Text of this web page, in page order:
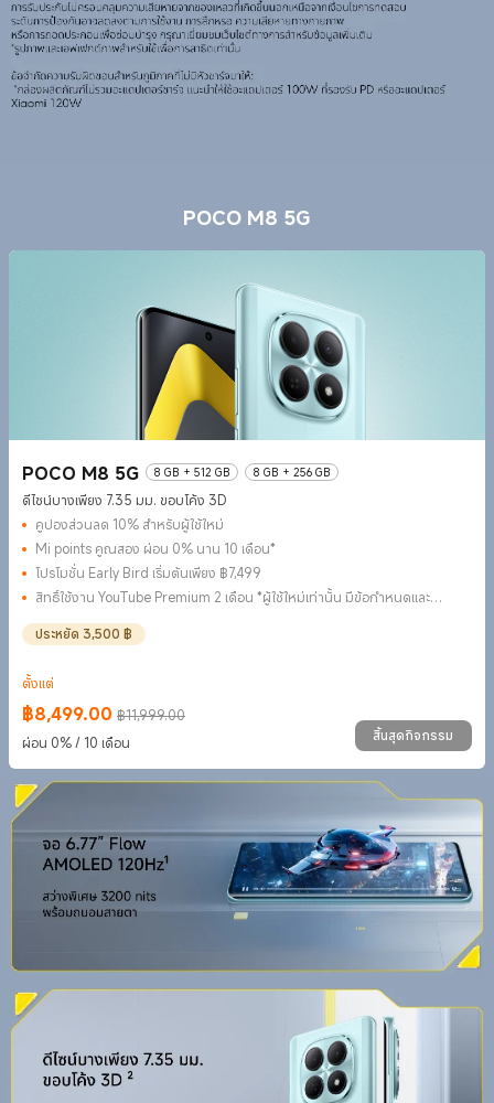
POCO M8 5G
POCO M8 5G 8 GB + 512 GB 8 GB + 256 GB
ดีไซน์บางเพียง 7.35 มม. ขอบโค้ง 3D
คูปองส่วนลด 10% สำหรับผู้ใช้ใหม่
Mi points คูณสอง ผ่อน 0% นาน 10 เดือน*
โปรโมชั่น Early Bird เริ่มต้นเพียง ฿7,499
สิทธิ์ใช้งาน YouTube Premium 2 เดือน *ผู้ใช้ใหม่เท่านั้น มีข้อกำหนดและ
ประหยัด 3,500 ฿
ตั้งแต่
฿8,499.00
Current Price ฿8499
฿11,999.00
ราคาโปรโมชั่น ฿11,999.00
ผ่อน 0% / 10 เดือน สิ้นสุดกิจกรรม